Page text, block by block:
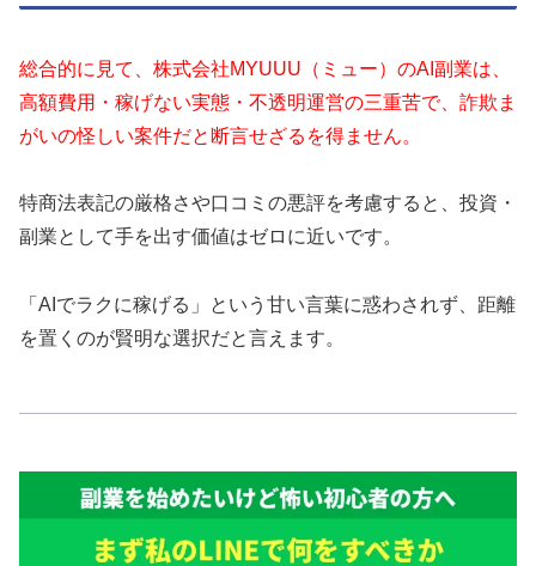
総合的に見て、株式会社MYUUU（ミュー）のAI副業は、
高額費用・稼げない実態・不透明運営の三重苦で、詐欺ま
がいの怪しい案件だと断言せざるを得ません。
特商法表記の厳格さや口コミの悪評を考慮すると、投資・
副業として手を出す価値はゼロに近いです。
「AIでラクに稼げる」という甘い言葉に惑わされず、距離
を置くのが賢明な選択だと言えます。